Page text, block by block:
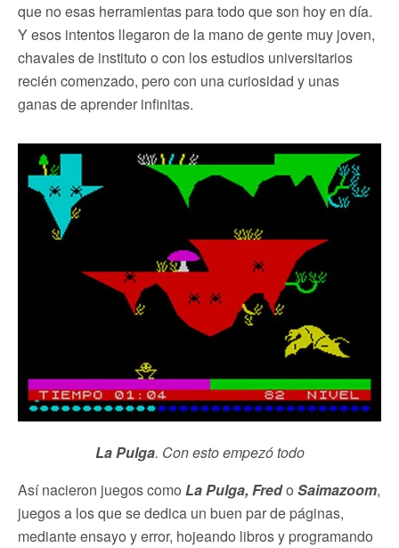
que no esas herramientas para todo que son hoy en día.
Y esos intentos llegaron de la mano de gente muy joven,
chavales de instituto o con los estudios universitarios
recién comenzado, pero con una curiosidad y unas
ganas de aprender infinitas.
La Pulga. Con esto empezó todo
Así nacieron juegos como La Pulga, Fredo Saimazoom,
juegos a los que se dedica un buen par de páginas,
mediante ensayo y error, hojeando libros y programando